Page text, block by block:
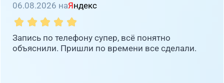
06.08.2026 наЯндекс
Запись по телефону супер, всё понятно
объяснили. Пришли по времени все сделали.